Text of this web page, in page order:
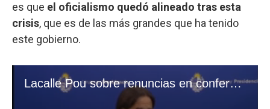
es que el oficialismo quedó alineado tras esta
crisis, que es de las más grandes que ha tenido
este gobierno.